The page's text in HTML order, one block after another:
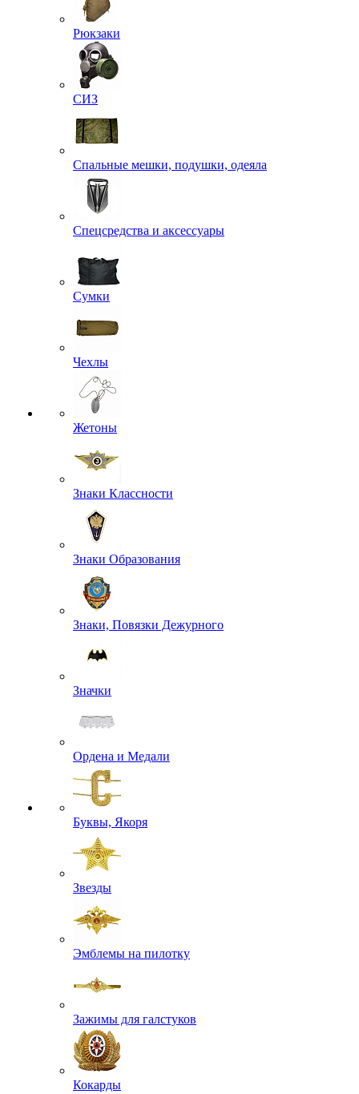
Рюкзаки
СИЗ
Спальные мешки, подушки, одеяла
Спецсредства и аксессуары
Сумки
Чехлы
Жетоны
Знаки Классности
Знаки Образования
Знаки, Повязки Дежурного
Значки
Ордена и Медали
Буквы, Якоря
Звезды
Эмблемы на пилотку
Зажимы для галстуков
Кокарды